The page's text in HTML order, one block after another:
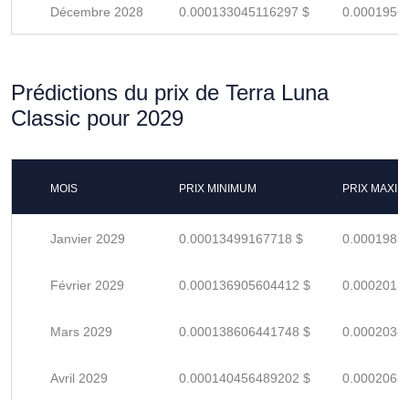
Décembre 2028 0.000133045116297 $
Prédictions du prix de Terra Luna
Classic pour 2029
MOIS PRIX MINIMUM PRIX
Janvier 2029 0.00013499167718 $
Février 2029 0.000136905604412 $
Mars 2029 0.000138606441748 $
Avril 2029 0.000140456489202 $